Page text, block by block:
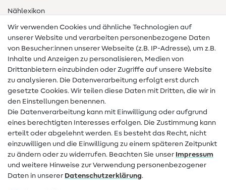
Nählexikon
Nähanleitungen
Hilfe & Kontakt
Kontakt
Infos zum Betreiberwechsel
Widerrufsrecht
Beliebt
Stoffe
Wir verwenden Cookies und ähnliche Technologien auf
unserer Website und verarbeiten personenbezogene Daten
von Besucher:innen unserer Webseite (z.B. IP-Adresse), um z.B.
Inhalte und Anzeigen zu personalisieren, Medien von
Drittanbietern einzubinden oder Zugriffe auf unsere Website
zu analysieren. Die Datenverarbeitung erfolgt erst durch
gesetzte Cookies. Wir teilen diese Daten mit Dritten, die wir in
den Einstellungen benennen.
Die Datenverarbeitung kann mit Einwilligung oder aufgrund
eines berechtigten Interesses erfolgen. Die Zustimmung kann
erteilt oder abgelehnt werden. Es besteht das Recht, nicht
einzuwilligen und die Einwilligung zu einem späteren Zeitpunkt
zu ändern oder zu widerrufen. Beachten Sie unser Impressum
und weitere Hinweise zur Verwendung personenbezogener
Daten in unserer Daten­schutz­erklärung.